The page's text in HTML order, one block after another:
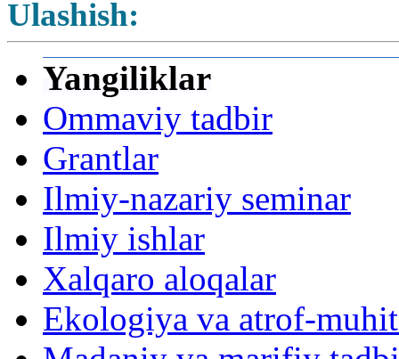
Ulashish:
Yangiliklar
Ommaviy tadbir
Grantlar
Ilmiy-nazariy seminar
Ilmiy ishlar
Xalqaro aloqalar
Ekologiya va atrof-